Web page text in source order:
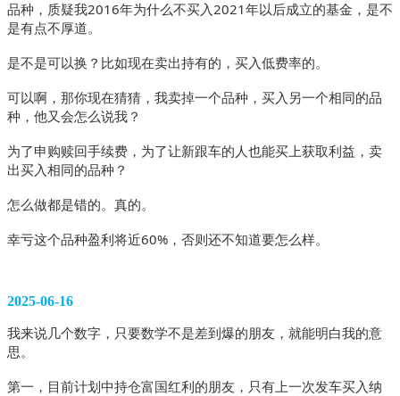
品种，质疑我2016年为什么不买入2021年以后成立的基金，是不
是有点不厚道。
是不是可以换？比如现在卖出持有的，买入低费率的。
可以啊，那你现在猜猜，我卖掉一个品种，买入另一个相同的品
种，他又会怎么说我？
为了申购赎回手续费，为了让新跟车的人也能买上获取利益，卖
出买入相同的品种？
怎么做都是错的。真的。
幸亏这个品种盈利将近60%，否则还不知道要怎么样。
2025-06-16
我来说几个数字，只要数学不是差到爆的朋友，就能明白我的意
思。
第一，目前计划中持仓富国红利的朋友，只有上一次发车买入纳